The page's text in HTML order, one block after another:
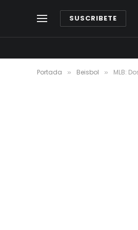
SUSCRIBETE
Portada » Beisbol » MLB: